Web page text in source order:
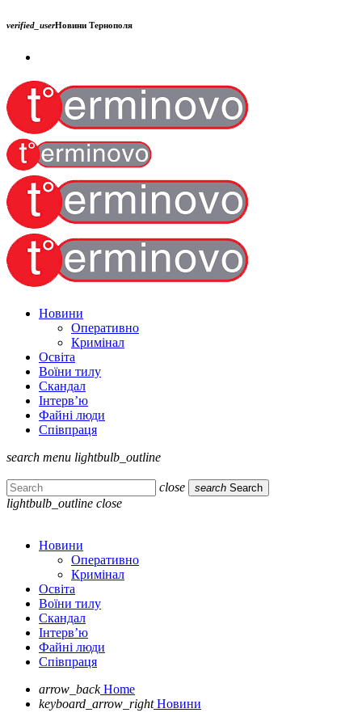
verified_userНовини Тернополя
Новини
Оперативно
Кримінал
Освіта
Воїни тилу
Скандал
Інтерв’ю
Файні люди
Співпраця
search menu lightbulb_outline
close search Search
lightbulb_outline close
Новини
Оперативно
Кримінал
Освіта
Воїни тилу
Скандал
Інтерв’ю
Файні люди
Співпраця
arrow_back Home
keyboard_arrow_right Новини